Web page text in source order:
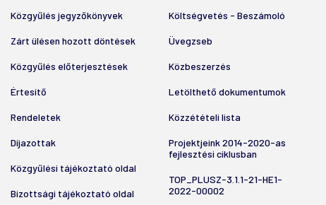
Közgyűlés jegyzőkönyvek
Zárt ülésen hozott döntések
Közgyűlés előterjesztések
Értesítő
Rendeletek
Díjazottak
Közgyűlési tájékoztató oldal
Bizottsági tájékoztató oldal
Költségvetés - Beszámoló
Üvegzseb
Közbeszerzés
Letölthető dokumentumok
Közzétételi lista
Projektjeink 2014-2020-as
fejlesztési ciklusban
TOP_PLUSZ-3.1.1-21-HE1-
2022-00002